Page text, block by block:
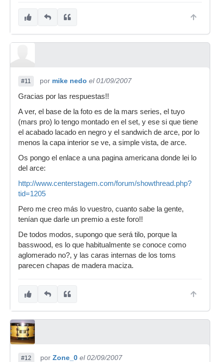
#11 por mike nedo el 01/09/2007
Gracias por las respuestas!!
A ver, el base de la foto es de la mars series, el tuyo
(mars pro) lo tengo montado en el set, y ese si que tiene
el acabado lacado en negro y el sandwich de arce, por lo
menos la capa interior se ve, a simple vista, de arce.
Os pongo el enlace a una pagina americana donde lei lo
del arce:
http://www.centerstagem.com/forum/showthread.php?
tid=1205
Pero me creo más lo vuestro, cuanto sabe la gente,
tenían que darle un premio a este foro!!
De todos modos, supongo que será tilo, porque la
basswood, es lo que habitualmente se conoce como
aglomerado no?, y las caras internas de los toms
parecen chapas de madera maciza.
#12 por Zone_0 el 02/09/2007